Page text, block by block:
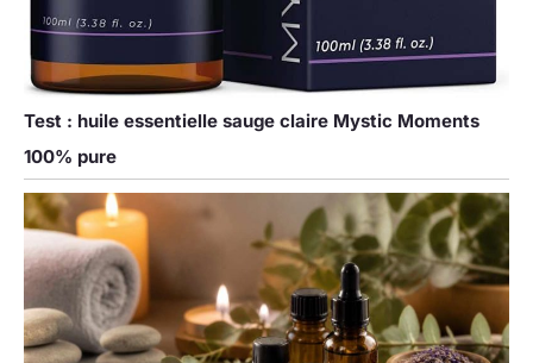
Test : huile essentielle sauge claire Mystic Moments
100% pure